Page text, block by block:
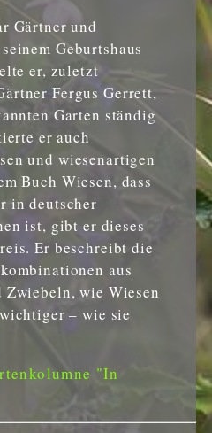
Gärtner und
Geburtshaus
er, zuletzt
Fergus Gerrett,
Garten ständig
er auch
und wiesenartigen
Buch Wiesen, dass
in deutscher
ist, gibt er dieses
Er beschreibt die
aus
Zwiebeln, wie Wiesen
– wie sie
"In